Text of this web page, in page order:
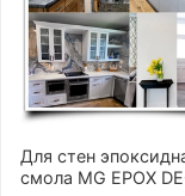
Для стен
смола MG EPOX